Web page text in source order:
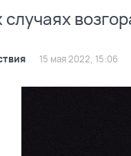
случаях
15 мая 2022, 15:06